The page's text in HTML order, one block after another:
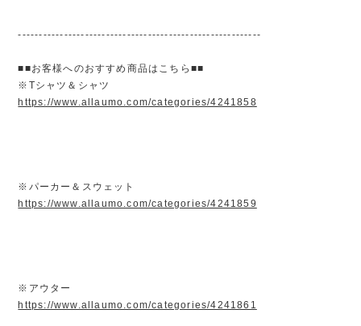
----------------------------------------------------------
■■お客様へのおすすめ商品はこちら■■
※Tシャツ＆シャツ
https://www.allaumo.com/categories/4241858
※パーカー＆スウェット
https://www.allaumo.com/categories/4241859
※アウター
https://www.allaumo.com/categories/4241861